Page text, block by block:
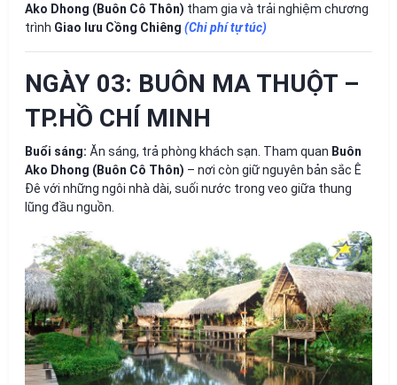
Ako Dhong (Buôn Cô Thôn) tham gia và trải nghiệm chương
trình Giao lưu Cồng Chiêng (Chi phí tự túc)
NGÀY 03: BUÔN MA THUỘT –
TP.HỒ CHÍ MINH
Buổi sáng: Ăn sáng, trả phòng khách sạn. Tham quan Buôn
Ako Dhong (Buôn Cô Thôn) – nơi còn giữ nguyên bản sắc Ê
Đê với những ngôi nhà dài, suối nước trong veo giữa thung
lũng đầu nguồn.